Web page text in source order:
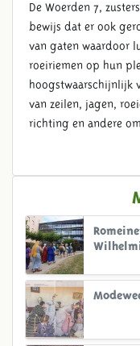
De Woerden 7,
bewijs dat er ook
van gaten waardoor
roeiriemen op hun
hoogstwaarschijnlijk
van zeilen, jagen,
richting en andere